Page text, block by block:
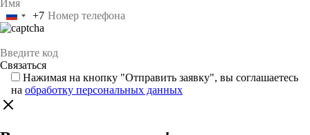
Россия
+7
+7
Нажимая на кнопку "Отправить заявку", вы соглашаетесь
на обработку персональных данных